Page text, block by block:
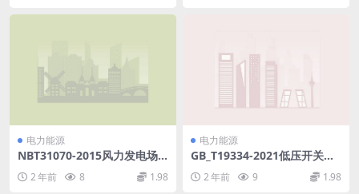
电力能源
NBT31070-2015风力发电场
57MB)pdf
2 年前 8 1.98
电力能源
GB_T19334-2021低压开关设
备和控制设备及其附件中作机
2 年前 9 1.98